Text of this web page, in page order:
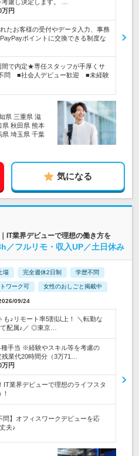
慮し決定します。 …
円
たお客様の受付やデータ入力、事務
ポイントに交換できる制度な
間で内定★専任スタッフが手厚くサ
問 ■社会人デビュー歓迎 ■未経験
県 三重県 滋
県 秋田県 熊本
県 埼玉県 千葉
気になる
IT業界デビューで理想の働き方を
／フルリモ・収入UP／土日休み
上場 完全週休2日制 学歴不問
ワーク可 女性のおしごと掲載中
09/24
も♪リモート率5割以上！ ＼転勤な
配属♪／ ◎東京…
種手当 ※経験やスキル等を考慮の
業代20時間分（3万71…
円
IT業界デビューで理想のライフスタ
問】オフィスワークデビューを応
夫♪